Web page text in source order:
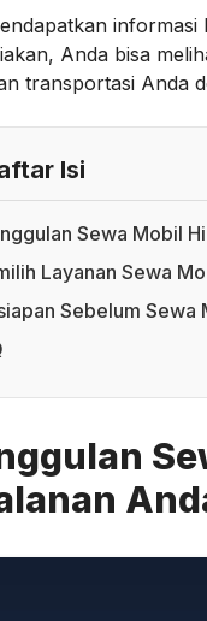
informasi
Anda bisa
transportasi Anda
Isi
Sewa Mobil
Layanan Sewa
Sebelum Sewa